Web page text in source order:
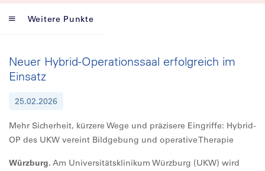
Weitere Punkte
Neuer Hybrid-Operationssaal erfolgreich im
Einsatz
25.02.2026
Mehr Sicherheit, kürzere Wege und präzisere Eingriffe: Hybrid-
OP des UKW vereint Bildgebung und operative Therapie
Würzburg. Am Universitätsklinikum Würzburg (UKW) wird